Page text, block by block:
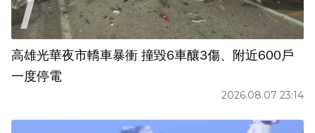
高雄光華夜市轎車暴衝 撞毀6車釀3傷、附近600戶
一度停電
2026.08.07 23:14